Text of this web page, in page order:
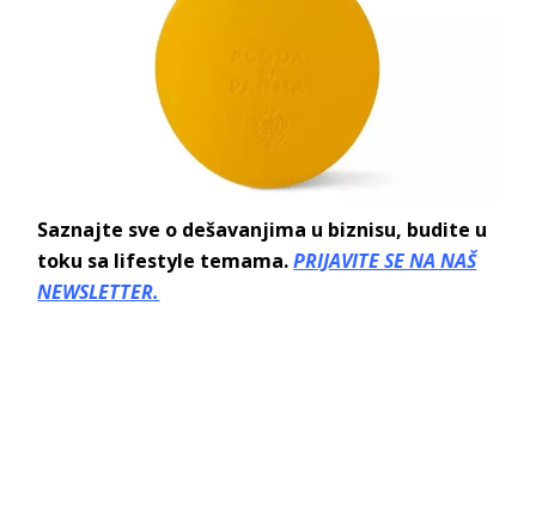
Saznajte sve o dešavanjima u biznisu, budite u
toku sa lifestyle temama.PRIJAVITE SE NA NAŠ
NEWSLETTER.